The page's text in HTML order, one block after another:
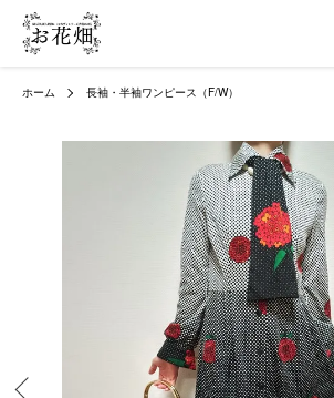
ホーム 長袖・半袖ワンピース（F/W）